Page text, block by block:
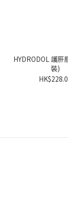
HYDRODOL 護肝
裝)